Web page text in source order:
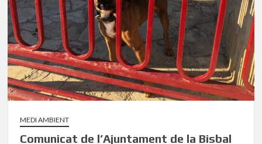
MEDI AMBIENT
Comunicat de l’Ajuntament de la Bisbal